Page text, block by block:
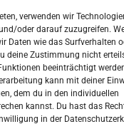
verwenden wir
oder darauf zuzugreifen.
Daten wie das Surfverhalten
deine Zustimmung nicht
beeinträchtigt
kann mit deiner
dem du in den individuellen
kannst. Du hast das
in der
15. Oktober 2022